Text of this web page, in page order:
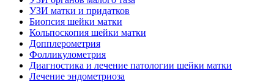
УЗИ матки и придатков
Биопсия шейки матки
Кольпоскопия шейки матки
Допплерометрия
Фолликулометрия
Диагностика и лечение патологии шейки матки
Лечение эндометриоза